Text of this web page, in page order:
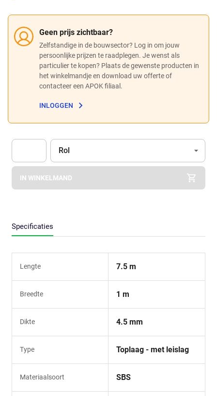
Geen prijs zichtbaar?
Zelfstandige in de bouwsector? Log in om jouw
persoonlijke prijzen te raadplegen. Je wenst als
particulier te kopen? Plaats de gewenste producten in
het winkelmandje en download uw offerte of
contacteer een APOK filiaal.
INLOGGEN
Apok.Product.Detail.AddToCart.Quantity (Optioneel)
Eenheid
Rol
IN WINKELMAND
Specificaties
Lengte 7.5 m
Breedte 1 m
Dikte 4.5 mm
Type Toplaag - met leislag
Materiaalsoort SBS